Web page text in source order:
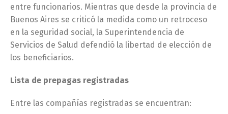
entre funcionarios. Mientras que desde la provincia de
Buenos Aires se criticó la medida como un retroceso
en la seguridad social, la Superintendencia de
Servicios de Salud defendió la libertad de elección de
los beneficiarios.
Lista de prepagas registradas
Entre las compañías registradas se encuentran: